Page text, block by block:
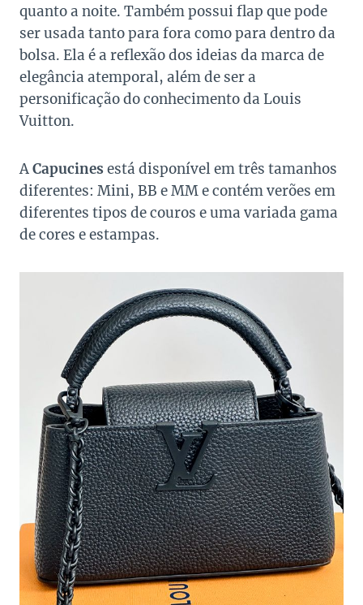
quanto a noite. Também possui flap que pode
ser usada tanto para fora como para dentro da
bolsa. Ela é a reflexão dos ideias da marca de
elegância atemporal, além de ser a
personificação do conhecimento da Louis
Vuitton.
ACapucines está disponível em três tamanhos
diferentes: Mini, BB e MM e contém verões em
diferentes tipos de couros e uma variada gama
de cores e estampas.